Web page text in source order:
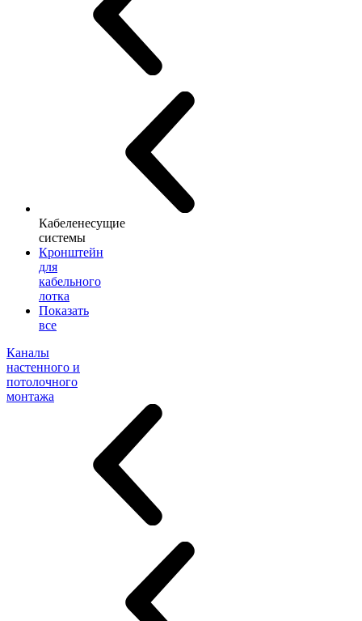
Кабеленесущие
системы
Кронштейн
для
кабельного
лотка
Показать
все
Каналы
настенного и
потолочного
монтажа